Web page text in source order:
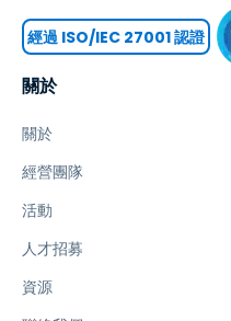
關於
關於
經營團隊
活動
人才招募
資源
經過 ISO/IEC 27001 認證